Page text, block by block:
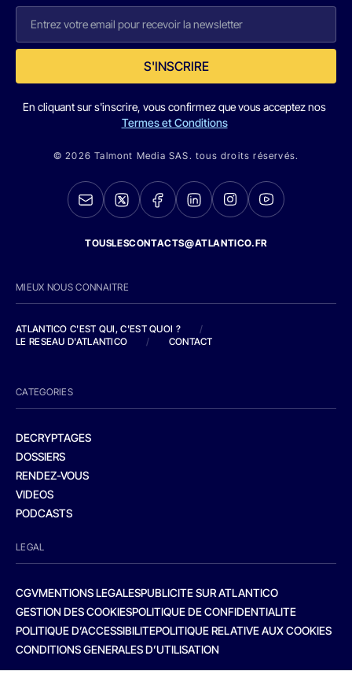
S'INSCRIRE
En cliquant sur s'inscrire, vous confirmez que vous acceptez nos
Termes et Conditions
© 2026 Talmont Media SAS. tous droits réservés.
TOUSLESCONTACTS@ATLANTICO.FR
MIEUX NOUS CONNAITRE
ATLANTICO C'EST QUI, C'EST QUOI ?
/
LE RESEAU D'ATLANTICO
/ CONTACT
CATEGORIES
DECRYPTAGES
DOSSIERS
RENDEZ-VOUS
VIDEOS
PODCASTS
LEGAL
CGVMENTIONS LEGALESPUBLICITE SUR ATLANTICO
GESTION DES COOKIESPOLITIQUE DE CONFIDENTIALITE
POLITIQUE D’ACCESSIBILITEPOLITIQUE RELATIVE AUX COOKIES
CONDITIONS GENERALES D’UTILISATION